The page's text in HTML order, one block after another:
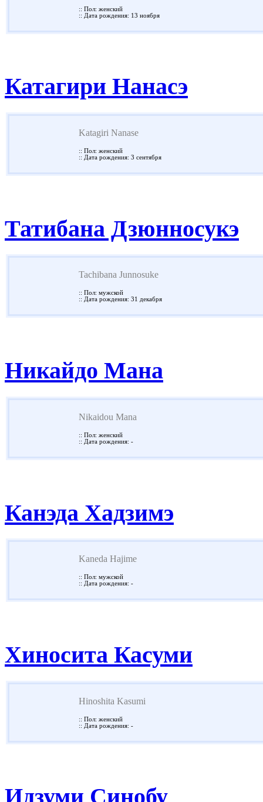
:: Пол: женский
:: Дата рождения: 13 ноября
Катагири Нанасэ
Katagiri Nanase
:: Пол: женский
:: Дата рождения: 3 сентября
Татибана Дзюнносукэ
Tachibana Junnosuke
:: Пол: мужской
:: Дата рождения: 31 декабря
Никайдо Мана
Nikaidou Mana
:: Пол: женский
:: Дата рождения: -
Канэда Хадзимэ
Kaneda Hajime
:: Пол: мужской
:: Дата рождения: -
Хиносита Касуми
Hinoshita Kasumi
:: Пол: женский
:: Дата рождения: -
Идзуми Синобу